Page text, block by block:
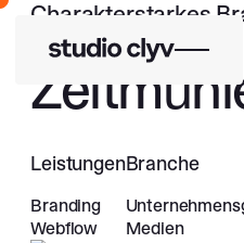
Charakterstarkes
Leistungen
Branding
Webflow
Branche
Medien